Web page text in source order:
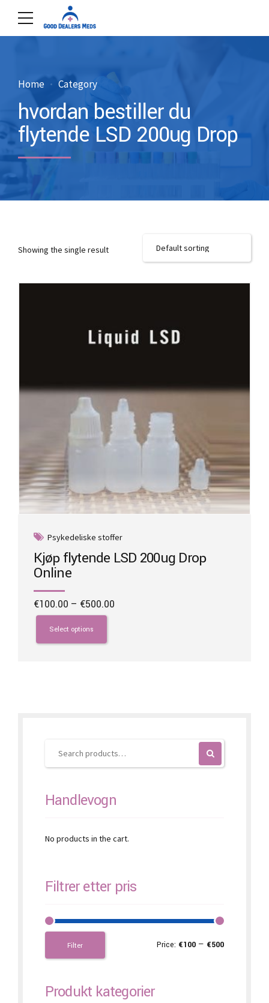
Home Category
hvordan bestiller du
flytende LSD 200ug Drop
Showing the single result
Psykedeliske stoffer
Kjøp flytende LSD 200ug Drop
Online
€100.00 – €500.00
Select options
This
product
has
product
Handlevogn
No products in the cart.
Filtrer etter pris
Filter Price: €100 — €500
Produkt kategorier